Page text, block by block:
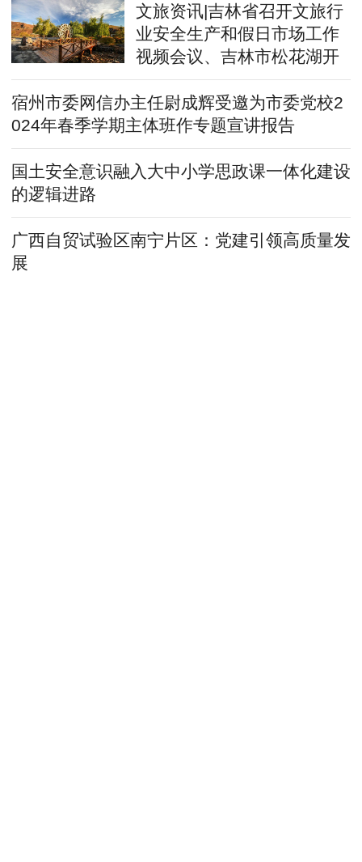
文旅资讯|吉林省召开文旅行
业安全生产和假日市场工作
视频会议、吉林市松花湖开
江鱼美食节启幕……
宿州市委网信办主任尉成辉受邀为市委党校2
024年春季学期主体班作专题宣讲报告
国土安全意识融入大中小学思政课一体化建设
的逻辑进路
广西自贸试验区南宁片区：党建引领高质量发
展